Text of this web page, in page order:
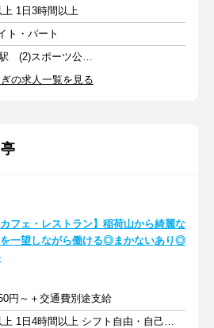
1日3時間以上
ト・パート
(1)神明駅 (2)スポーツ公園駅
の求人一覧を見る
カフェ・レストラン】稲荷山から綺麗な
一望しながら働ける◎まかないあり◎
円～＋交通費別途支給
週1日以上 1日4時間以上 シフト自由・自己申告